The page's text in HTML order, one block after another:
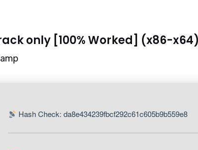
only [100% Worked] (x86-
Hash Check: da8e434239fbcf292c61c605b9b559e8